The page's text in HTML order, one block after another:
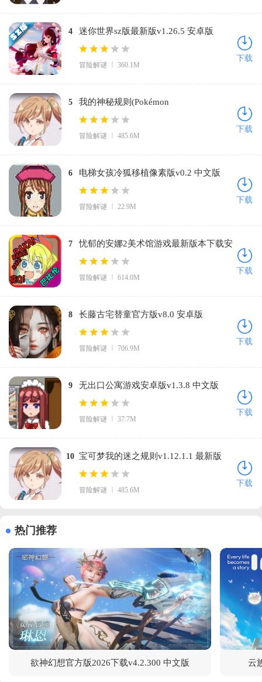
4 迷你世界sz版最新版v1.26.5 安卓版
冒险解谜 360.1M
下载
5
我的神秘规则(Pokémon
UNITE)v1.12.1.1 中文版
冒险解谜 485.6M
下载
6 电梯女孩冷狐移植像素版v0.2 中文版
冒险解谜 22.9M
下载
7
忧郁的安娜2美术馆游戏最新版本下载安
装v2.0Fixed+Xtras 安卓版
冒险解谜 614.0M
下载
8 长藤古宅替童官方版v8.0 安卓版
冒险解谜 706.9M
下载
9 无出口公寓游戏安卓版v1.3.8 中文版
冒险解谜 37.7M
下载
10 宝可梦我的迷之规则v1.12.1.1 最新版
冒险解谜 485.6M
下载
热门推荐
欲神幻想官方版2026下载v4.2.300 中文版 云